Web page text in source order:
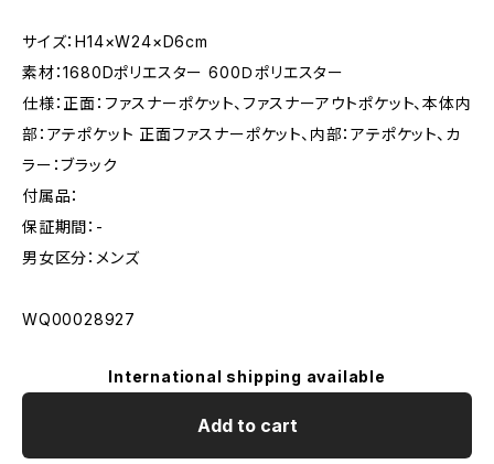
サイズ：H14×W24×D6cm
素材：1680Dポリエスター 600Ｄポリエスター
仕様：正面：ファスナーポケット、ファスナーアウトポケット、本体内
部：アテポケット 正面ファスナーポケット、内部：アテポケット、カ
ラー：ブラック
付属品：
保証期間：-
男女区分：メンズ
WQ00028927
International shipping available
Add to cart